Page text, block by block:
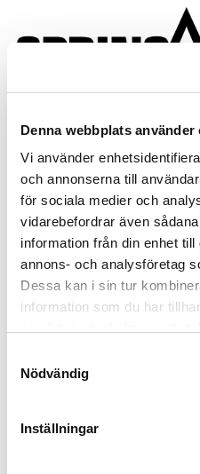
Denna webbplats använder
Vi använder
och annonserna till
för sociala medier och
vidarebefordrar även
information från din enhet
annons- och analysföretag
Dessa kan i sin tur
information som du har
Nödvändig
Inställningar
Ångra ditt köp
Ångrar du hela eller delar av ditt
postadressen du använde för att
kommer sedan att få en
denna e-postadress.
Vi återkommer till dig inom kort
returprocessen.
Ordernummer:
E-post:
Om du inte vet ditt ordernummer